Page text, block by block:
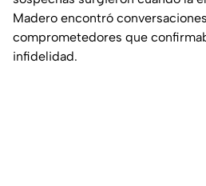
Madero encontró
comprometedores que
infidelidad.